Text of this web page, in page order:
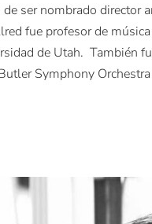
ser nombrado director
fue profesor de
de Utah. También
Symphony